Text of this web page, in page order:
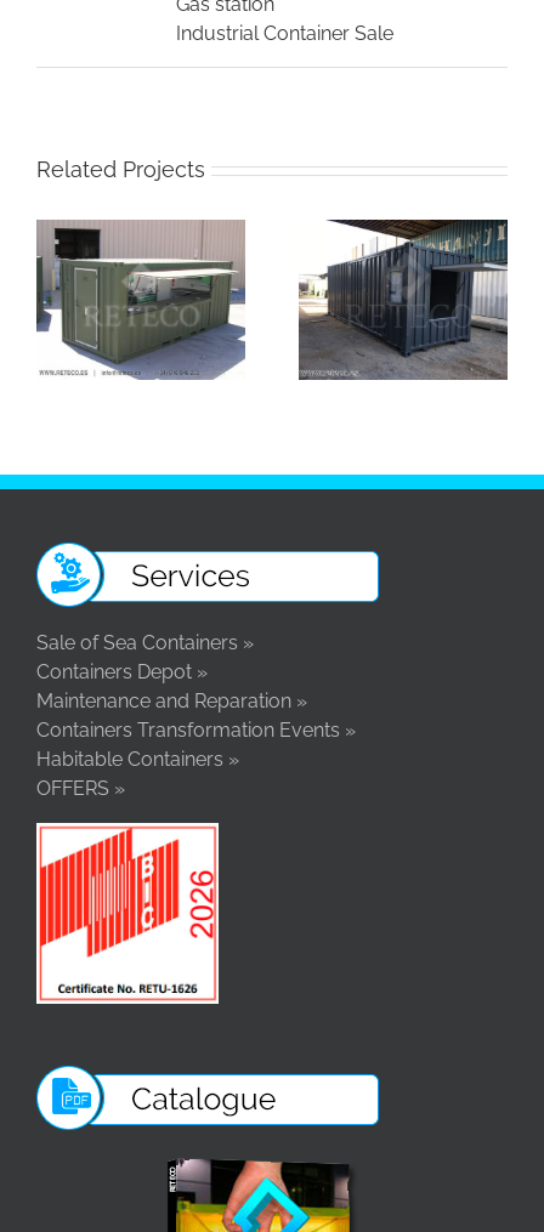
Gas station
Industrial Container Sale
Related Projects
Sale Container
Industrial Use –
Generator sets
Sale of Sea Containers »
Containers Depot »
Maintenance and Reparation »
Containers Transformation Events »
Habitable Containers »
OFFERS »